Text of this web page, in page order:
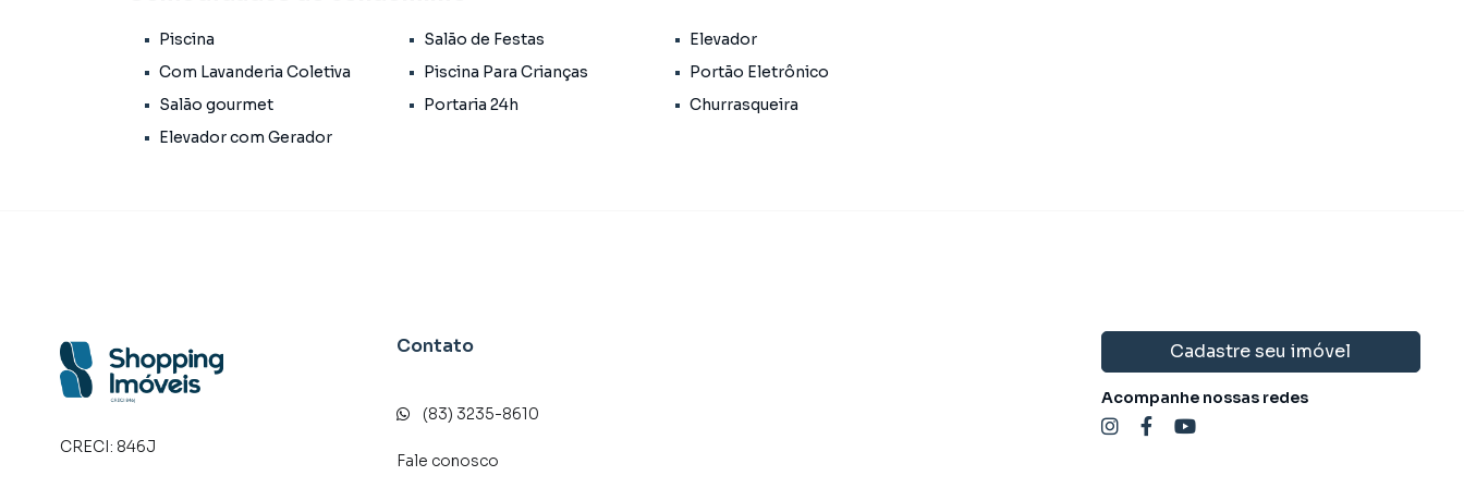
✨ Destaques do empreendimento:
Área de lazer completa com rooftop panorâmico, piscina com borda infinita, academia equipada,
🏡 Sobre a unidade 704 – Repasse exclusivo:
Studio de 25m², com projeto inteligente que acomoda confortavelmente em média de 4 a 5 pessoas.
Layout funcional, com integração entre os ambientes e aproveitamento máximo do espaço.
Piscina Salão de Festas
Elevador
Com Lavanderia Coletiva
Piscina Para Crianças
Portão Eletrônico
Salão gourmet
Portaria 24h
Churrasqueira
Elevador com Gerador
CRECI: 846J
Contato
(83) 3235-8610
Fale conosco
Cadastre seu imóvel
Acompanhe nossas redes